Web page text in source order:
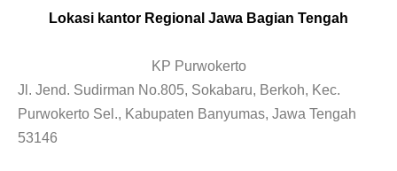
Lokasi kantor Regional Jawa Bagian Tengah
KP Purwokerto
Jl. Jend. Sudirman No.805, Sokabaru, Berkoh, Kec.
Purwokerto Sel., Kabupaten Banyumas, Jawa Tengah
53146